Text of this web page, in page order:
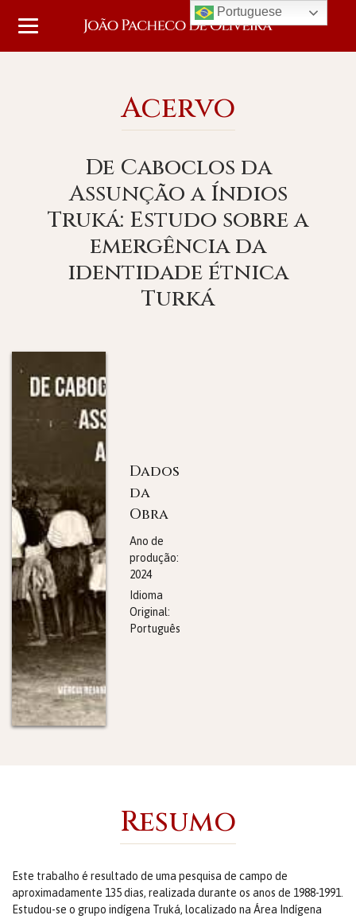
Acervo
De Caboclos da
Assunção a Índios
Truká: Estudo sobre a
emergência da
identidade étnica
Turká
Dados
da
Obra
Ano de
produção:
2024
Idioma
Original:
Português
Resumo
Este trabalho é resultado de uma pesquisa de campo de
aproximadamente 135 dias, realizada durante os anos de 1988-1991.
Estudou-se o grupo indígena Truká, localizado na Área Indígena
Portuguese